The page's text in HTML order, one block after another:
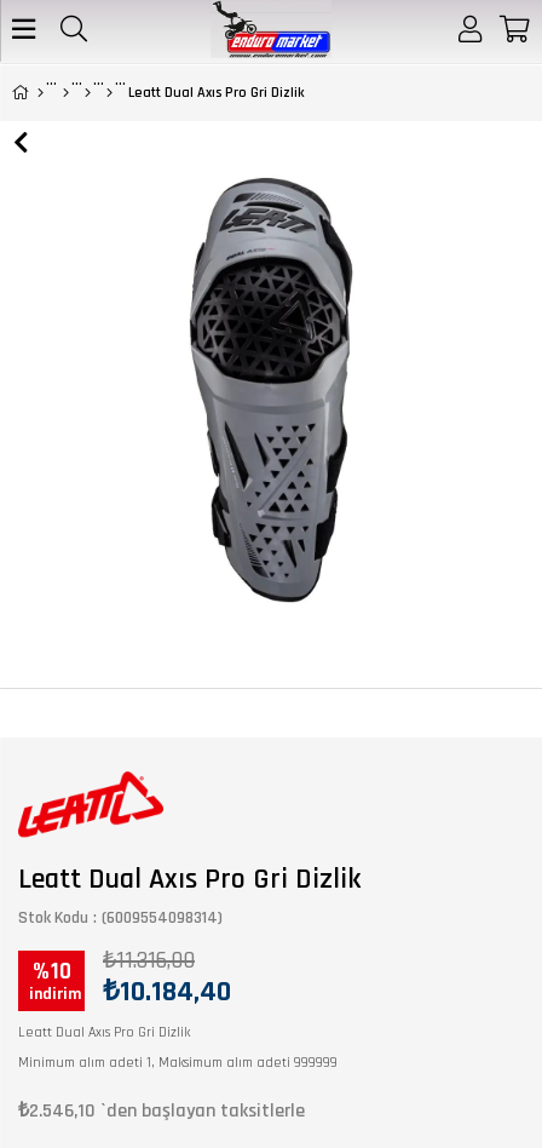
Leatt Dual Axıs Pro Gri Dizlik
Leatt Dual Axıs Pro Gri Dizlik
Stok Kodu (6009554098314)
10 ₺11.316,00
₺10.184,40
Leatt Dual Axıs Pro Gri Dizlik
Minimum alım adeti 1, Maksimum alım adeti 999999
₺2.546,10 `den başlayan taksitlerle